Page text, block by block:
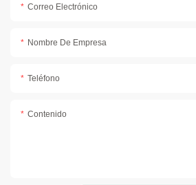
Correo Electrónico
Nombre De Empresa
Teléfono
Contenido